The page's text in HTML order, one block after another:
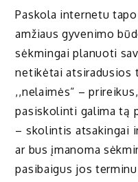
Paskola internetu
amžiaus gyvenimo
sėkmingai planuoti
netikėtai atsiradusios
,,nelaimės“ –
pasiskolinti galima tą
– skolintis atsakingai
ar bus įmanoma
pasibaigus jos